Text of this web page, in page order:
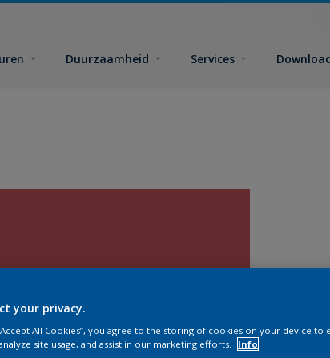
Duurzaamheid Services
your privacy.
All Cookies”, you agree to the storing of cookies on your device to
site usage, and assist in our marketing efforts.
Info